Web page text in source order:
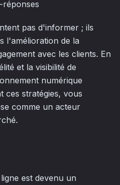
réponses
pas d'informer ; ils
l'amélioration de la
avec les clients. En
et la visibilité de
numérique
ces stratégies, vous
comme un acteur
est devenu un